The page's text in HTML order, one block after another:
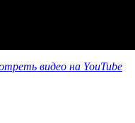
видео на YouTube